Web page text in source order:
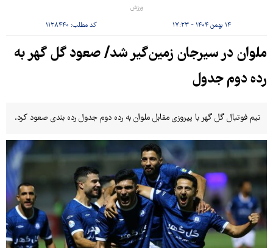
ورزش
۱۴ بهمن ۱۴۰۴ - ۱۷:۲۳ کد مطلب: ۱۱۲۸۴۴۰
ملوان در سیرجان زمین‌گیر شد/ صعود گل گهر به
رده دوم جدول
تیم فوتبال گل گهر با پیروزی مقابل ملوان به رده دوم جدول رده بندی صعود کرد.